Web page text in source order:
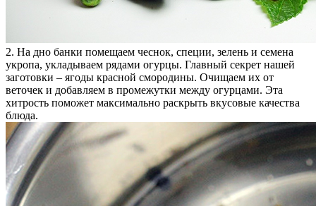
2. На дно банки помещаем чеснок, специи, зелень и семена
укропа, укладываем рядами огурцы. Главный секрет нашей
заготовки – ягоды красной смородины. Очищаем их от
веточек и добавляем в промежутки между огурцами. Эта
хитрость поможет максимально раскрыть вкусовые качества
блюда.